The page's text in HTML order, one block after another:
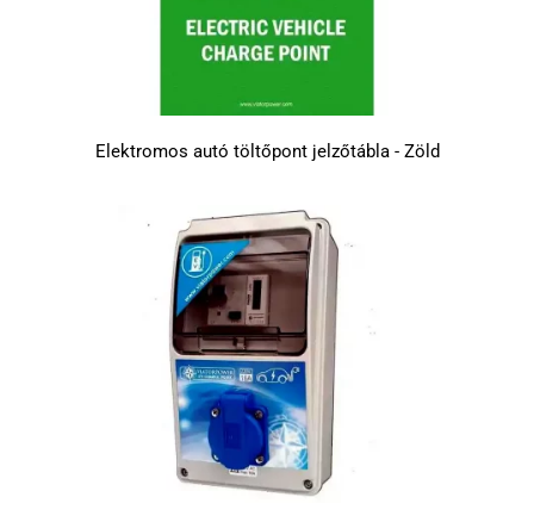
Elektromos autó töltőpont jelzőtábla - Zöld